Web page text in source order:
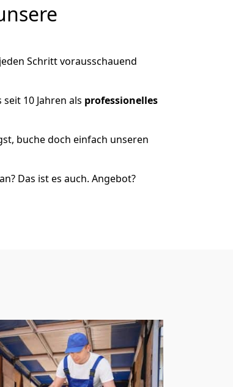
Schritt vorausschauend
10 Jahren als professionelles
buche doch einfach unseren
Das ist es auch. Angebot?